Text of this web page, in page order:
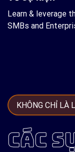
Learn & leverage
SMBs and
KHÔNG CHỈ LÀ
CÁC